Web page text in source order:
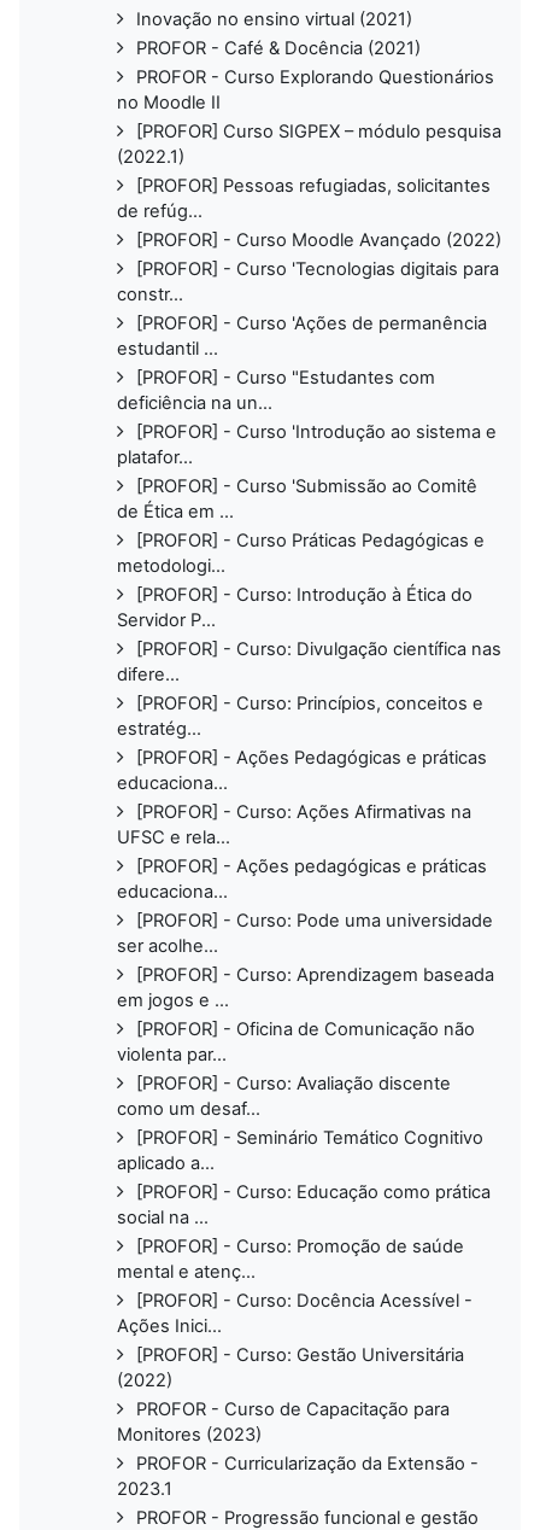
Inovação no ensino virtual (2021)
PROFOR - Café & Docência (2021)
PROFOR - Curso Explorando Questionários
no Moodle II
[PROFOR] Curso SIGPEX – módulo pesquisa
(2022.1)
[PROFOR] Pessoas refugiadas, solicitantes
de refúg...
[PROFOR] - Curso Moodle Avançado (2022)
[PROFOR] - Curso 'Tecnologias digitais para
constr...
[PROFOR] - Curso 'Ações de permanência
estudantil ...
[PROFOR] - Curso "Estudantes com
deficiência na un...
[PROFOR] - Curso 'Introdução ao sistema e
platafor...
[PROFOR] - Curso 'Submissão ao Comitê
de Ética em ...
[PROFOR] - Curso Práticas Pedagógicas e
metodologi...
[PROFOR] - Curso: Introdução à Ética do
Servidor P...
[PROFOR] - Curso: Divulgação científica nas
difere...
[PROFOR] - Curso: Princípios, conceitos e
estratég...
[PROFOR] - Ações Pedagógicas e práticas
educaciona...
[PROFOR] - Curso: Ações Afirmativas na
UFSC e rela...
[PROFOR] - Ações pedagógicas e práticas
educaciona...
[PROFOR] - Curso: Pode uma universidade
ser acolhe...
[PROFOR] - Curso: Aprendizagem baseada
em jogos e ...
[PROFOR] - Oficina de Comunicação não
violenta par...
[PROFOR] - Curso: Avaliação discente
como um desaf...
[PROFOR] - Seminário Temático Cognitivo
aplicado a...
[PROFOR] - Curso: Educação como prática
social na ...
[PROFOR] - Curso: Promoção de saúde
mental e atenç...
[PROFOR] - Curso: Docência Acessível -
Ações Inici...
[PROFOR] - Curso: Gestão Universitária
(2022)
PROFOR - Curso de Capacitação para
Monitores (2023)
PROFOR - Curricularização da Extensão -
2023.1
PROFOR - Progressão funcional e gestão